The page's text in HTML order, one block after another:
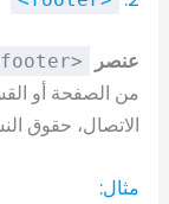
عنصر <footer>
من الصفحة أو
الاتصال، حقوق
مثال: